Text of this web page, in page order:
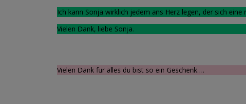
Ich kann Sonja wirklich jedem ans Herz legen, der sich
Vielen Dank, liebe Sonja.
Vielen Dank für alles du bist so ein Geschenk….